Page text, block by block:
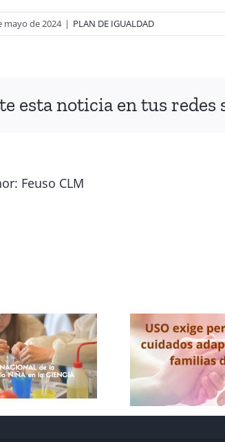
mayo de 2024 | PLAN DE IGUALDAD
esta noticia en tus redes
Feuso CLM
exige
por
cuidados
a las
en